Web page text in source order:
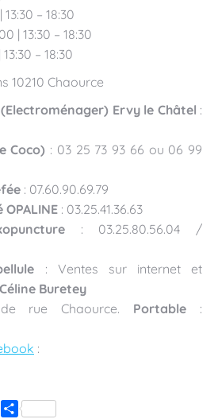
– 18:30
| 13:30 – 18:30
– 18:30
10210 Chaource
Ervy le Châtel :
Coco) : 03 25 73 93 66 ou 06 99
: 07.60.90.69.79
: 03.25.41.36.63
: 03.25.80.56.04 /
: Ventes sur internet et
Buretey
rue Chaource. Portable :
:
CopyPartager